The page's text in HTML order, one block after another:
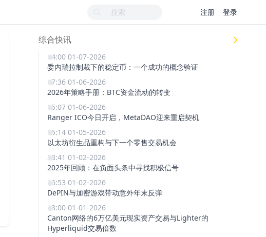
注册 登录
综合快讯
14:00 01-07-2026
委内瑞拉制裁下的稳定币：一个成功的概念验证
17:36 01-06-2026
2026年策略手册：BTC资金流动的转变
15:07 01-06-2026
Ranger ICO今日开启，MetaDAO迎来重启契机
15:14 01-05-2026
以太坊衍生品重构与下一个零售交易机会
23:41 01-02-2026
2025年回顾：在负面头条中寻找积极信号
16:53 01-02-2026
DePIN与加密游戏带动意外年末反弹
18:00 01-01-2026
Canton网络的6万亿美元现实资产交易与Lighter的
Hyperliquid交易倍数